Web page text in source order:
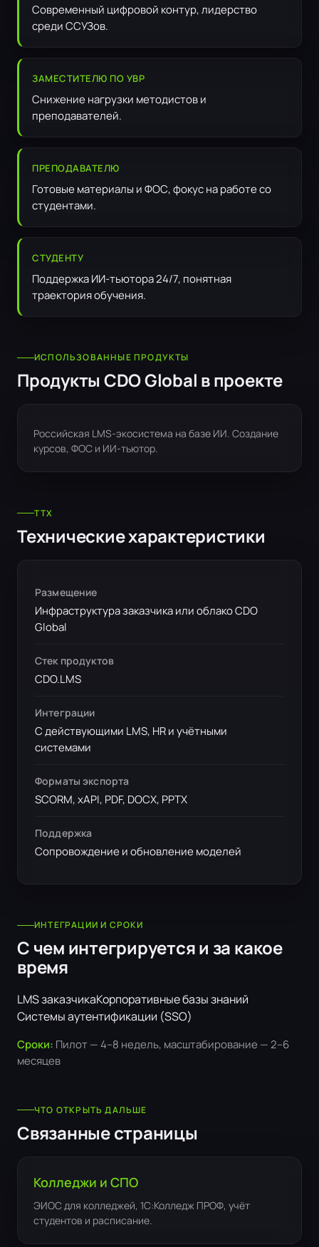
Современный цифровой контур, лидерство
среди ССУЗов.
ЗАМЕСТИТЕЛЮ ПО УВР
Снижение нагрузки методистов и
преподавателей.
ПРЕПОДАВАТЕЛЮ
Готовые материалы и ФОС, фокус на работе со
студентами.
СТУДЕНТУ
Поддержка ИИ-тьютора 24/7, понятная
траектория обучения.
ИСПОЛЬЗОВАННЫЕ ПРОДУКТЫ
Продукты CDO Global в проекте
Российская LMS-экосистема на базе ИИ. Создание
курсов, ФОС и ИИ-тьютор.
ТТX
Технические характеристики
Размещение
Инфраструктура заказчика или облако CDO
Global
Стек продуктов
CDO.LMS
Интеграции
С действующими LMS, HR и учётными
системами
Форматы экспорта
SCORM, xAPI, PDF, DOCX, PPTX
Поддержка
Сопровождение и обновление моделей
ИНТЕГРАЦИИ И СРОКИ
С чем интегрируется и за какое
время
LMS заказчикаКорпоративные базы знаний
Системы аутентификации (SSO)
Сроки: Пилот — 4–8 недель, масштабирование — 2–6
месяцев
ЧТО ОТКРЫТЬ ДАЛЬШЕ
Связанные страницы
Колледжи и СПО
ЭИОС для колледжей, 1С:Колледж ПРОФ, учёт
студентов и расписание.